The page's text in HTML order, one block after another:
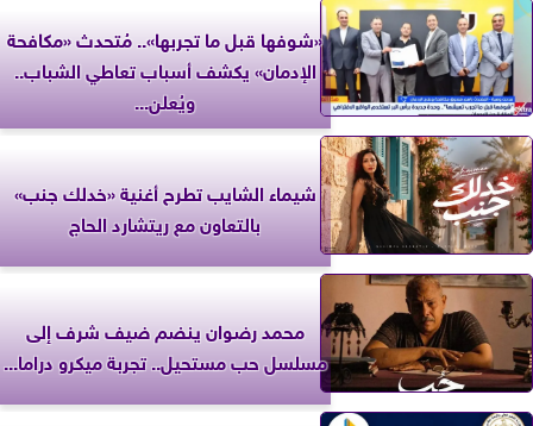
«شوفها قبل ما تجربها».. مُتحدث «مكافحة
الإدمان» يكشف أسباب تعاطي الشباب..
ويُعلن...
شيماء الشايب تطرح أغنية «خدلك جنب»
بالتعاون مع ريتشارد الحاج
محمد رضوان ينضم ضيف شرف إلى
مسلسل حب مستحيل.. تجربة ميكرو دراما...